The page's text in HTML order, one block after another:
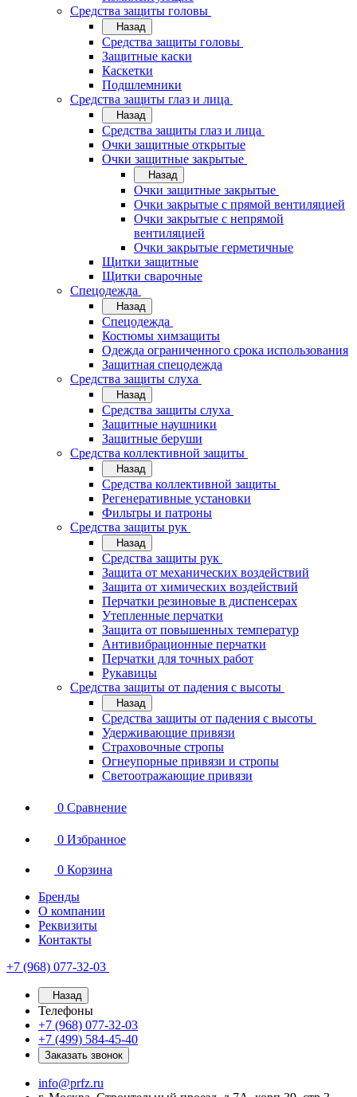
Средства защиты головы
Назад
Средства защиты головы
Защитные каски
Каскетки
Подшлемники
Средства защиты глаз и лица
Назад
Средства защиты глаз и лица
Очки защитные открытые
Очки защитные закрытые
Назад
Очки защитные закрытые
Очки закрытые с прямой вентиляцией
Очки закрытые с непрямой
вентиляцией
Очки закрытые герметичные
Щитки защитные
Щитки сварочные
Спецодежда
Назад
Спецодежда
Костюмы химзащиты
Одежда ограниченного срока использования
Защитная спецодежда
Средства защиты слуха
Назад
Средства защиты слуха
Защитные наушники
Защитные беруши
Средства коллективной защиты
Назад
Средства коллективной защиты
Регенеративные установки
Фильтры и патроны
Средства защиты рук
Назад
Средства защиты рук
Защита от механических воздействий
Защита от химических воздействий
Перчатки резиновые в диспенсерах
Утепленные перчатки
Защита от повышенных температур
Антивибрационные перчатки
Перчатки для точных работ
Рукавицы
Средства защиты от падения с высоты
Назад
Средства защиты от падения с высоты
Удерживающие привязи
Страховочные стропы
Огнеупорные привязи и стропы
Светоотражающие привязи
0 Сравнение
0 Избранное
0 Корзина
Бренды
О компании
Реквизиты
Контакты
+7 (968) 077-32-03
Назад
Телефоны
+7 (968) 077-32-03
+7 (499) 584-45-40
Заказать звонок
info@prfz.ru